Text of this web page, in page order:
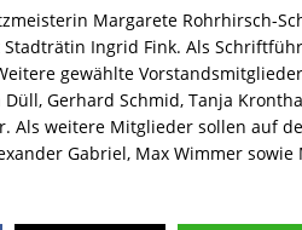
Margarete Rohrhirsch-
Ingrid Fink. Als
gewählte
Gerhard Schmid, Tanja
Als weitere Mitglieder sollen auf
Gabriel, Max Wimmer